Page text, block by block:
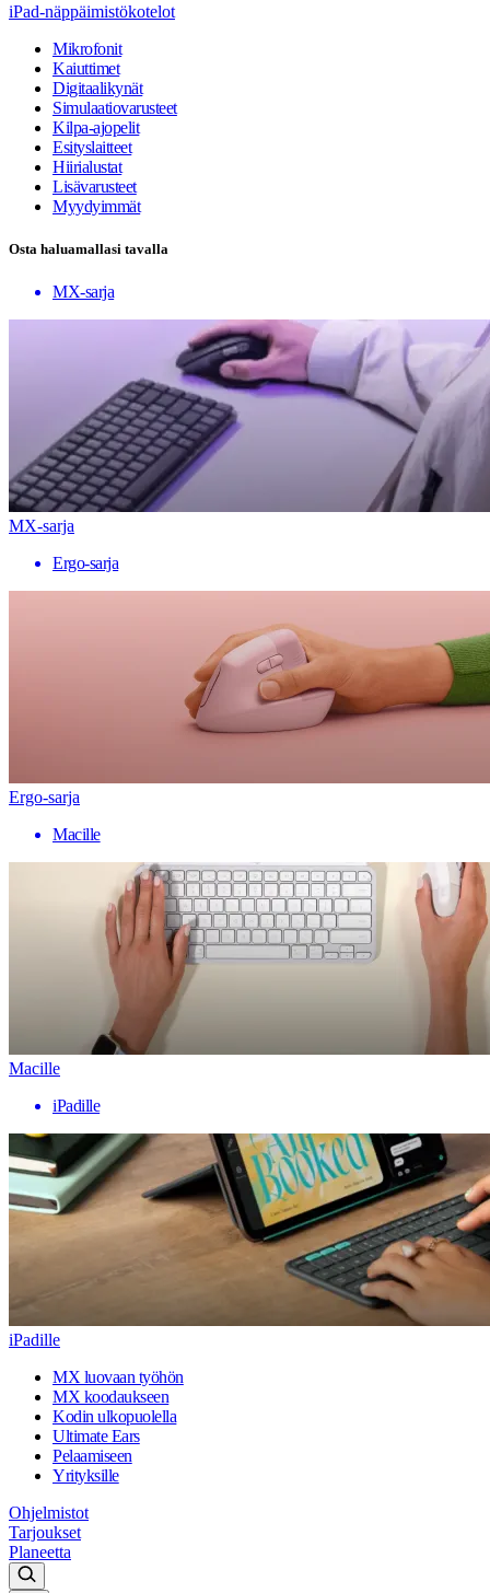
iPad-näppäimistökotelot
Mikrofonit
Kaiuttimet
Digitaalikynät
Simulaatiovarusteet
Kilpa-ajopelit
Esityslaitteet
Hiirialustat
Lisävarusteet
Myydyimmät
Osta haluamallasi tavalla
MX-sarja
MX-sarja
Ergo-sarja
Ergo-sarja
Macille
Macille
iPadille
iPadille
MX luovaan työhön
MX koodaukseen
Kodin ulkopuolella
Ultimate Ears
Pelaamiseen
Yrityksille
Ohjelmistot
Tarjoukset
Planeetta